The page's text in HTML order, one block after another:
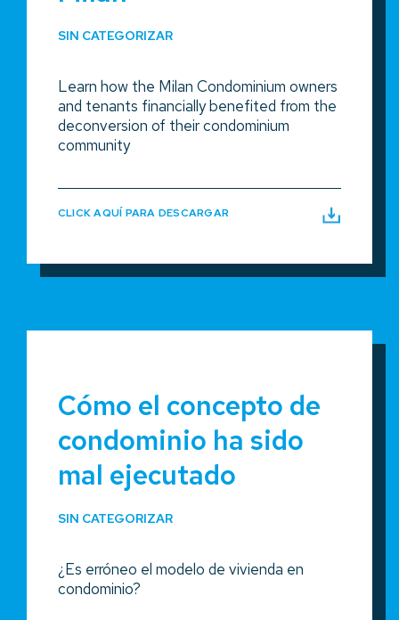
SIN CATEGORIZAR
Learn how the Milan Condominium owners
and tenants financially benefited from the
deconversion of their condominium
community
CLICK AQUÍ PARA DESCARGAR
Cómo el concepto de
condominio ha sido
mal ejecutado
SIN CATEGORIZAR
¿Es erróneo el modelo de vivienda en
condominio?